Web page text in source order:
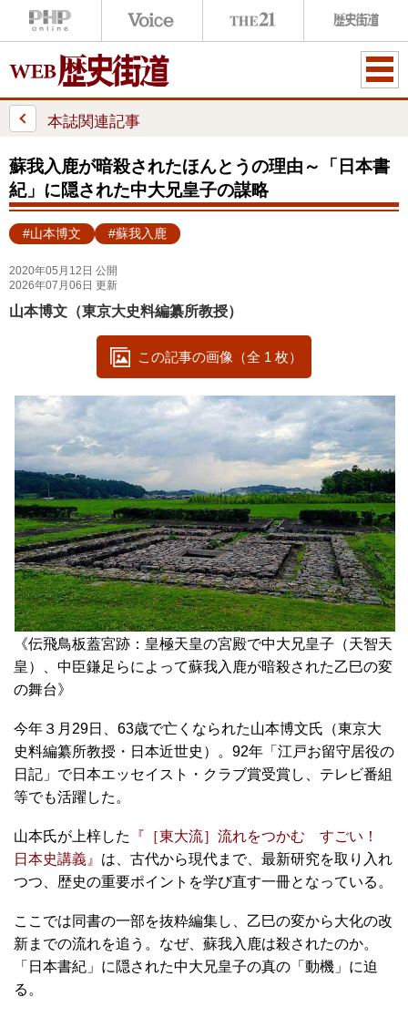
ME
本誌関連記事
蘇我入鹿が暗殺されたほんとうの理由～「日本書
紀」に隠された中大兄皇子の謀略
#山本博文 #蘇我入鹿
2020年05月12日 公開
2026年07月06日 更新
山本博文（東京大史料編纂所教授）
この記事の画像（全 1 枚）
《伝飛鳥板蓋宮跡：皇極天皇の宮殿で中大兄皇子（天智天
皇）、中臣鎌足らによって蘇我入鹿が暗殺された乙巳の変
の舞台》
今年３月29日、63歳で亡くなられた山本博文氏（東京大
史料編纂所教授・日本近世史）。92年「江戸お留守居役の
日記」で日本エッセイスト・クラブ賞受賞し、テレビ番組
等でも活躍した。
山本氏が上梓した
『［東大流］流れをつかむ すごい！
日本史講義』 は、古代から現代まで、最新研究を取り入れ
つつ、歴史の重要ポイントを学び直す一冊となっている。
ここでは同書の一部を抜粋編集し、乙巳の変から大化の改
新までの流れを追う。なぜ、蘇我入鹿は殺されたのか。
「日本書紀」に隠された中大兄皇子の真の「動機」に迫
る。